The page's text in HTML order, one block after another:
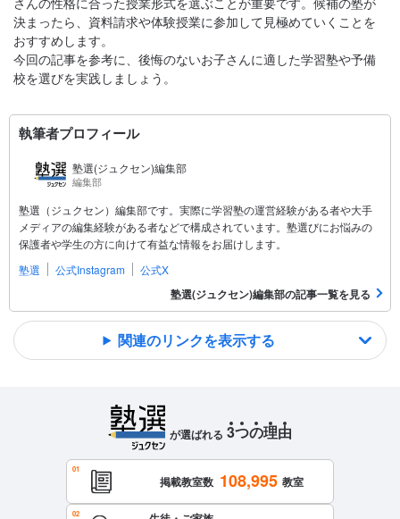
決まったら、資料請求や体験授業に参加して見極めていくことを
おすすめします。
今回の記事を参考に、後悔のないお子さんに適した学習塾や予備
校を選びを実践しましょう。
執筆者プロフィール
塾選(ジュクセン)編集部
編集部
塾選（ジュクセン）編集部です。実際に学習塾の運営経験がある者や大手
メディアの編集経験がある者などで構成されています。塾選びにお悩みの
保護者や学生の方に向けて有益な情報をお届けします。
塾選
公式Instagram 公式X
塾選(ジュクセン)編集部の記事一覧を見る
関連のリンクを表示する
が選ばれる 3つの理由
掲載教室数 108,995 教室